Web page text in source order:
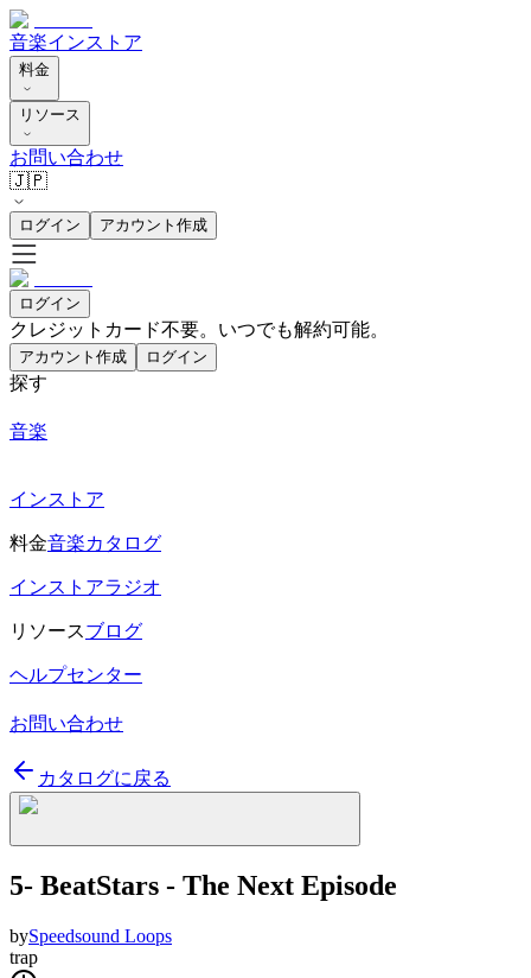
音楽インストア
料金
リソース
お問い合わせ
🇯🇵
ログイン アカウント作成
ログイン
クレジットカード不要。いつでも解約可能。
アカウント作成 ログイン
探す
音楽
インストア
料金音楽カタログ
インストアラジオ
リソースブログ
ヘルプセンター
お問い合わせ
カタログに戻る
5- BeatStars - The Next Episode
bySpeedsound Loops
trap